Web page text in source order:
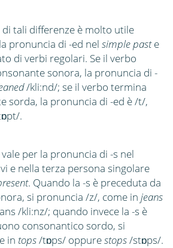
di tali differenze è molto utile
pronuncia di -ed nel simple paste
di verbi regolari. Se il verbo
sonora, la pronuncia di -
/kli:nd/; se il verbo termina
sorda, la pronuncia di -ed è /t/,
.
per la pronuncia di -s nel
e nella terza persona singolare
. Quando la -s è preceduta da
si pronuncia /z/, come in jeans
/kli:nz/; quando invece la -s è
consonantico sordo, si
in tops/tɒps/ oppurestops/stɒps/.